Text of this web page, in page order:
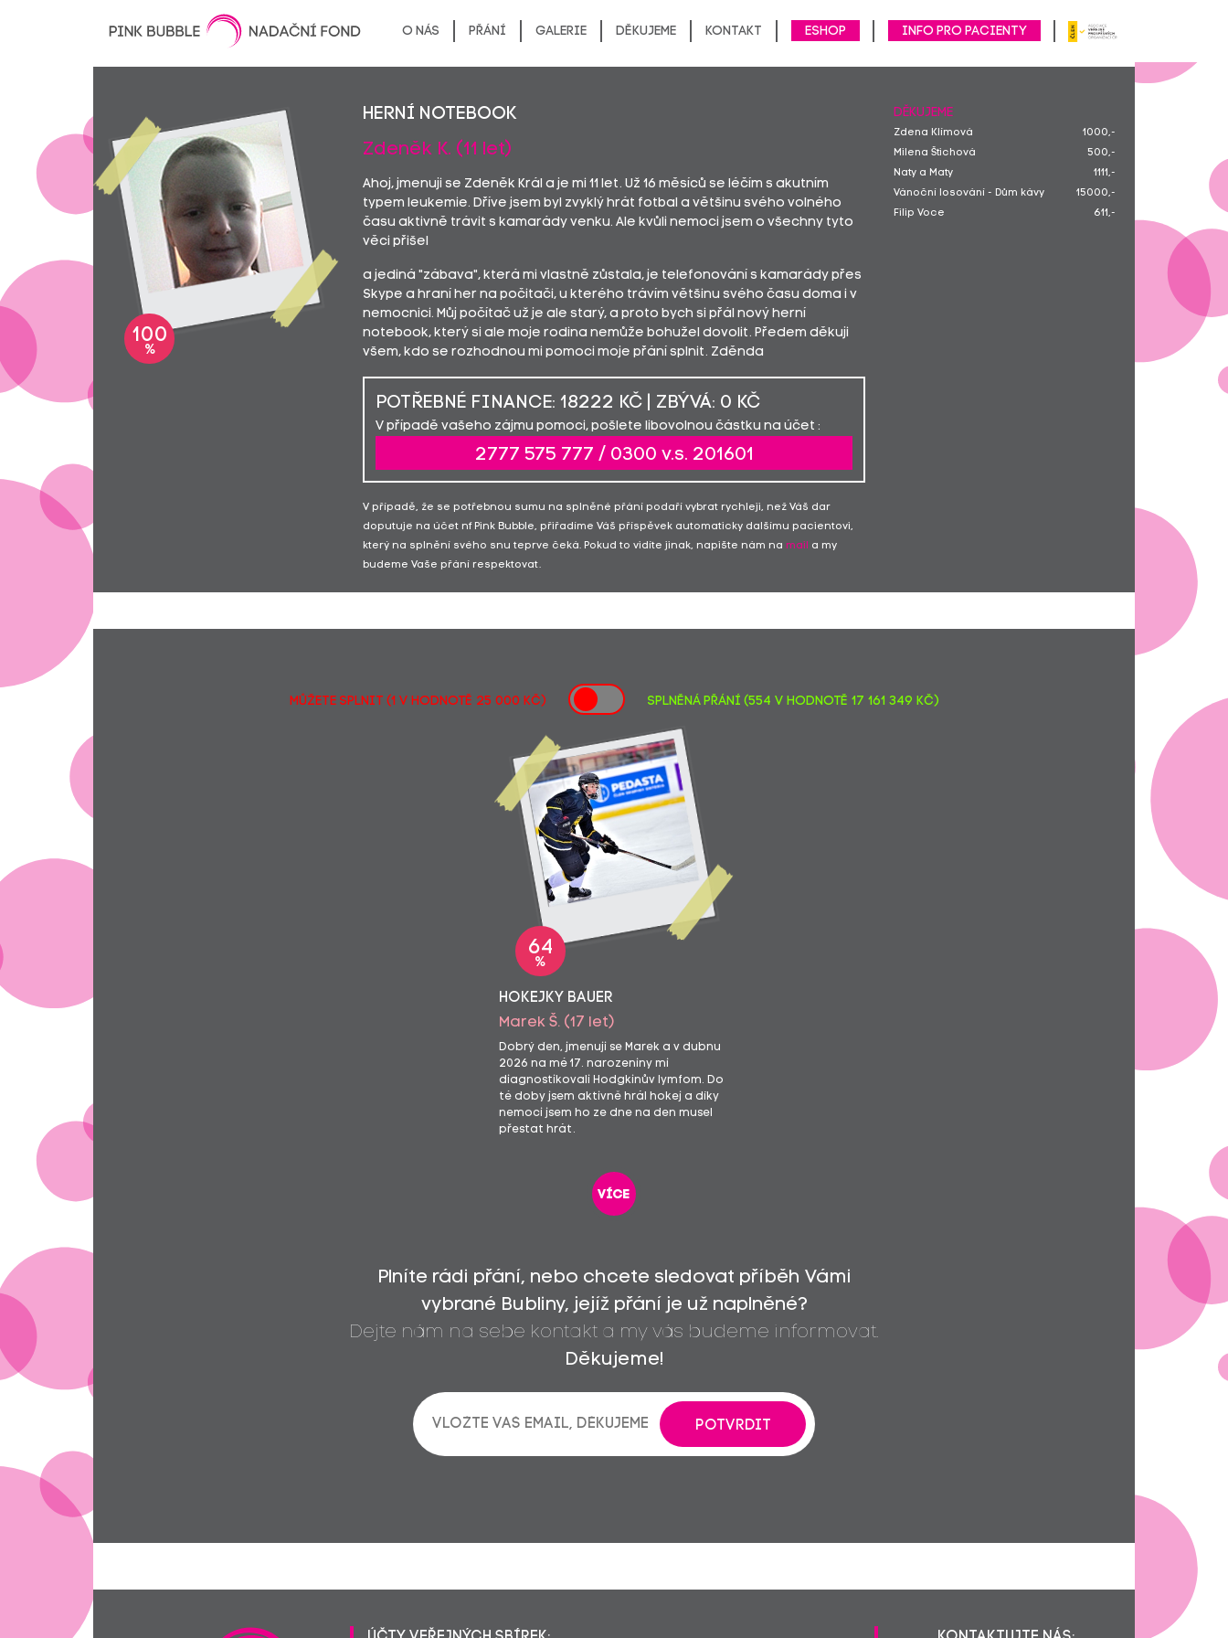
O nás Přání Galerie Děkujeme Kontakt ESHOP Info pro pacienty
100
%
herní notebook
Zdeněk K. (11 let)
Ahoj, jmenuji se Zdeněk Král a je mi 11 let. Už 16 měsíců se léčím s akutním
typem leukemie. Dříve jsem byl zvyklý hrát fotbal a většinu svého volného
času aktivně trávit s kamarády venku. Ale kvůli nemoci jsem o všechny tyto
věci přišel
a jediná "zábava", která mi vlastně zůstala, je telefonování s kamarády přes
Skype a hraní her na počitači, u kterého trávím většinu svého času doma i v
nemocnici. Můj počítač už je ale starý, a proto bych si přál nový herní
notebook, který si ale moje rodina nemůže bohužel dovolit. Předem děkuji
všem, kdo se rozhodnou mi pomoci moje přání splnit. Zděnda
POTŘEBNÉ FINANCE: 18222 KČ | ZBÝVÁ: 0 KČ
V případě vašeho zájmu pomoci, pošlete libovolnou částku na účet :
2777 575 777 / 0300 v.s. 201601
V případě, že se potřebnou sumu na splněné přání podaří vybrat rychleji, než Váš dar
doputuje na účet nf Pink Bubble, přiřadíme Váš příspěvek automaticky dalšímu pacientovi,
který na splnění svého snu teprve čeká. Pokud to vidíte jinak, napište nám na mail
a my
budeme Vaše přání respektovat.
DĚKUJEME
Zdena Klímová
1000,-
Milena Štichová
500,-
Naty a Maty
1111,-
Vánoční losování - Dům kávy
15000,-
Filip Voce
611,-
MŮŽETE SPLNIT (1 v hodnotě 25 000 Kč) SPLNĚNÁ PŘÁNÍ (554 v hodnotě 17 161 349 Kč)
64
%
HOKEJKY BAUER
Marek Š. (17 let)
Dobrý den, jmenuji se Marek a v dubnu
2026 na mé 17. narozeniny mi
diagnostikovali Hodgkinův lymfom. Do
té doby jsem aktivně hrál hokej a díky
nemoci jsem ho ze dne na den musel
přestat hrát.
více
Plníte rádi přání, nebo chcete sledovat příběh Vámi
vybrané Bubliny, jejíž přání je už naplněné?
Dejte nám na sebe kontakt a my vás budeme informovat.
Děkujeme!
POTVRDIT